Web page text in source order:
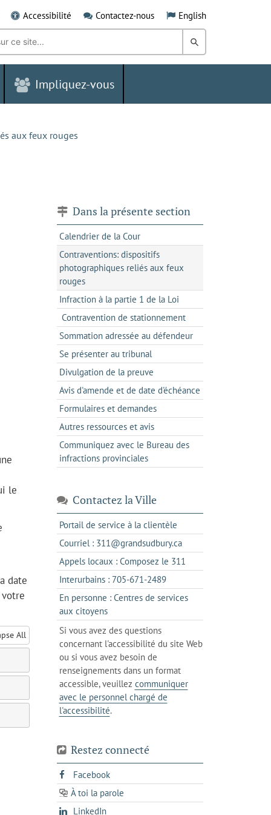
Accessibilité Contactez-nous English
Rechercher
dans
Grand
Impliquez-vous
aux feux rouges
le
date
All
Dans la présente section
Calendrier de la Cour
Contraventions: dispositifs
photographiques reliés aux feux
rouges
Infraction à la partie 1 de la Loi
Contravention de stationnement
Sommation adressée au défendeur
Se présenter au tribunal
Divulgation de la preuve
Avis d'amende et de date d'échéance
Formulaires et demandes
Autres ressources et avis
Communiquez avec le Bureau des
infractions provinciales
Contactez la Ville
Portail de service à la clientèles'ouvre
dans
un
nouvel
Courriel : 311@grandsudbury.cas'ouvre
dans
votre
de
Appels locaux : Composez le 311
dans
un
client
téléphone
Interurbains : 705-671-2489s'ouvre
dans
client
votre
En personne : Centres de services
aux citoyenss'ouvre
dans
l'onglet
actuel
Si vous avez des questions
concernant l'accessibilité du site Web
ou si vous avez besoin de
renseignements dans un format
accessible, veuillez communiquer
avec le personnel chargé de
l'accessibilité.
Restez connecté
Facebooks'ouvre
dans
un
À toi la parole
opens
in
LinkedInopens